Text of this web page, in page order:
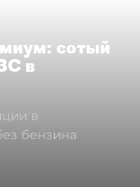
сотый
в
в
бензина